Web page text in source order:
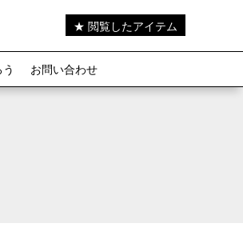
★ 閲覧したアイテム
お問い合わせ